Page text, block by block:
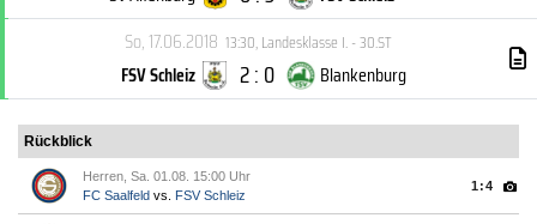
So, 17.06.2018 13:30,Landesklasse I. - 30.ST
FSV Schleiz 2 : 0 Blankenburg
Rückblick
Herren, Sa. 01.08. 15:00 Uhr
FC Saalfeld vs. FSV Schleiz
1:4